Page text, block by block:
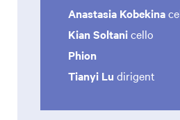
Anastasia Kobekina
Kian Soltanicello
Phion
Tianyi Lu dirigent